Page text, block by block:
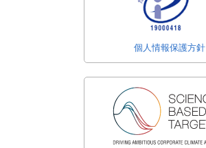
個人情報保護方針